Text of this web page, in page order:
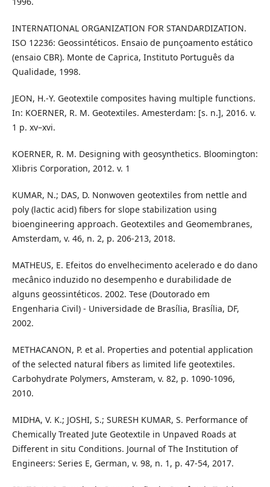
INTERNATIONAL ORGANIZATION FOR STANDARDIZATION.
ISO 12236: Geossintéticos. Ensaio de punçoamento estático
(ensaio CBR). Monte de Caprica, Instituto Português da
Qualidade, 1998.
JEON, H.-Y. Geotextile composites having multiple functions.
In: KOERNER, R. M. Geotextiles. Amesterdam: [s. n.], 2016. v.
1 p. xv–xvi.
KOERNER, R. M. Designing with geosynthetics. Bloomington:
Xlibris Corporation, 2012. v. 1
KUMAR, N.; DAS, D. Nonwoven geotextiles from nettle and
poly (lactic acid) fibers for slope stabilization using
bioengineering approach. Geotextiles and Geomembranes,
Amsterdam, v. 46, n. 2, p. 206-213, 2018.
MATHEUS, E. Efeitos do envelhecimento acelerado e do dano
mecânico induzido no desempenho e durabilidade de
alguns geossintéticos. 2002. Tese (Doutorado em
Engenharia Civil) - Universidade de Brasília, Brasília, DF,
2002.
METHACANON, P. et al. Properties and potential application
of the selected natural fibers as limited life geotextiles.
Carbohydrate Polymers, Amsteram, v. 82, p. 1090-1096,
2010.
MIDHA, V. K.; JOSHI, S.; SURESH KUMAR, S. Performance of
Chemically Treated Jute Geotextile in Unpaved Roads at
Different in situ Conditions. Journal of The Institution of
Engineers: Series E, German, v. 98, n. 1, p. 47-54, 2017.